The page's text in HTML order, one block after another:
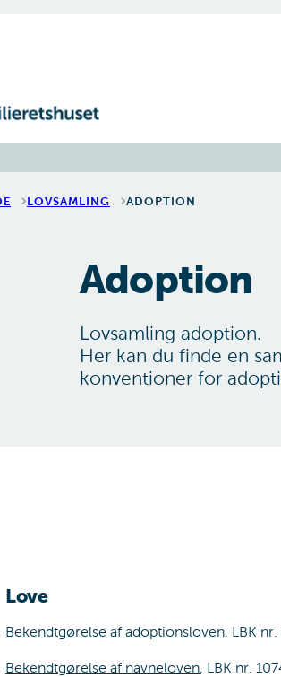
LOVSAMLING ADOPTION
Adoption
Lovsamling adoption.
Her kan du finde en
konventioner for
Love
Bekendtgørelse af adoptionsloven, LBK
Bekendtgørelse af navneloven , LBK nr.